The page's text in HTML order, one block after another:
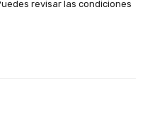
revisar las condiciones